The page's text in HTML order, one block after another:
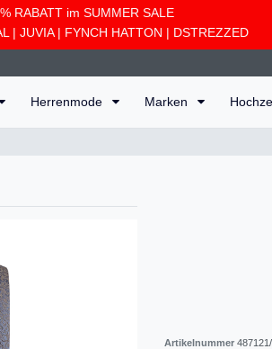
RABATT im SUMMER SALE
| JUVIA| FYNCH HATTON | DSTREZZED
Herrenmode Marken
Artikelnummer